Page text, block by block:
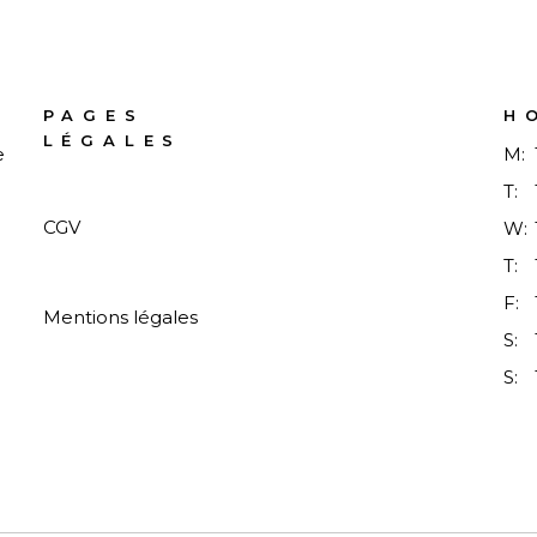
PAGES
LÉGALES
CGV
Mentions légales
M:
T:
W:
T:
F:
S:
S: